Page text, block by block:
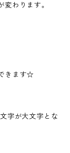
わります。
きます☆
字が大文字とな